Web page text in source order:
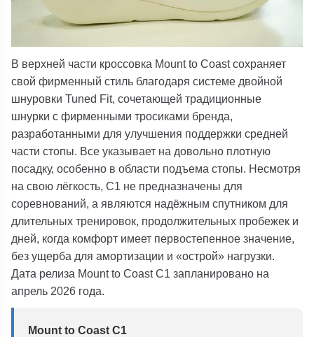
В верхней части кроссовка Mount to Coastсохраняет
свой фирменный стиль благодаря системе двойной
шнуровкиTuned Fit, сочетающей традиционные
шнурки с фирменными тросиками бренда,
разработанными для улучшения поддержки средней
части стопы. Все указывает на довольно плотную
посадку, особенно в области подъема стопы. Несмотря
на свою лёгкость,C1 не предназначены для
соревнований, а являются надёжным спутником для
длительных тренировок, продолжительных пробежек и
дней, когда комфорт имеет первостепенное значение,
без ущерба для амортизации и «острой» нагрузки.
Дата релиза Mount to Coast C1 запланировано на
апрель 2026 года.
Mount to Coast C1